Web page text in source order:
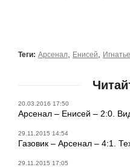
Теги: Арсенал Енисей
20.03.2016 17:50
Арсенал – Енисей – 2:0.
29.11.2015 14:54
Газовик – Арсенал – 4:1.
29.11.2015 17:05